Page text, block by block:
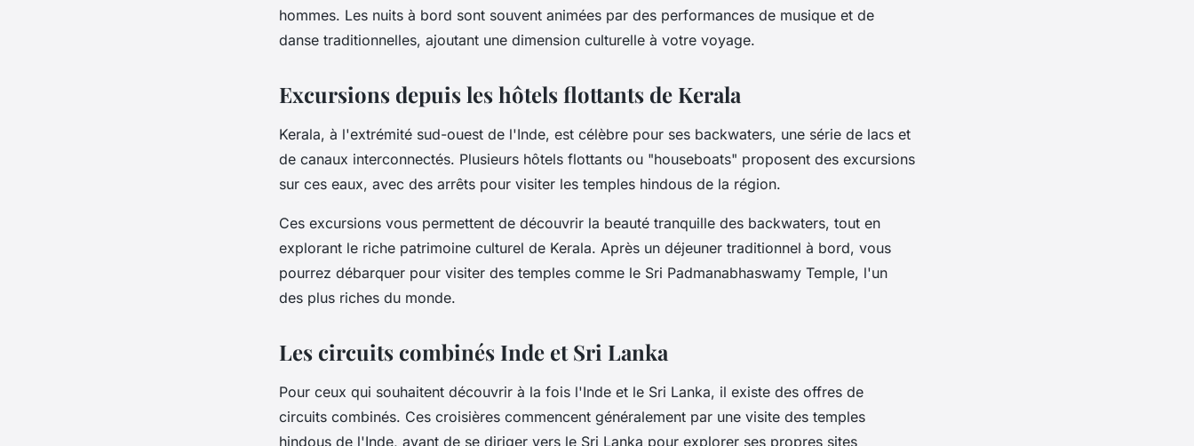
hommes. Les nuits à bord sont souvent animées par des performances de musique et de
danse traditionnelles, ajoutant une dimension culturelle à votre voyage.
Excursions depuis les hôtels flottants de Kerala
Kerala, à l'extrémité sud-ouest de l'Inde, est célèbre pour ses backwaters, une série de lacs et
de canaux interconnectés. Plusieurs hôtels flottants ou "houseboats" proposent des excursions
sur ces eaux, avec des arrêts pour visiter les temples hindous de la région.
Ces excursions vous permettent de découvrir la beauté tranquille des backwaters, tout en
explorant le riche patrimoine culturel de Kerala. Après un déjeuner traditionnel à bord, vous
pourrez débarquer pour visiter des temples comme le Sri Padmanabhaswamy Temple, l'un
des plus riches du monde.
Les circuits combinés Inde et Sri Lanka
Pour ceux qui souhaitent découvrir à la fois l'Inde et le Sri Lanka, il existe des offres de
circuits combinés. Ces croisières commencent généralement par une visite des temples
hindous de l'Inde, avant de se diriger vers le Sri Lanka pour explorer ses propres sites